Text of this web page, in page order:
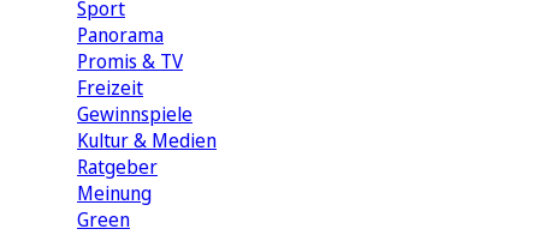
Sport
Panorama
Promis & TV
Freizeit
Gewinnspiele
Kultur & Medien
Ratgeber
Meinung
Green